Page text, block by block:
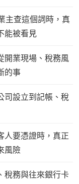
主查這個詞時，真
能被看見
開業現場、稅務風
的事
司設立到記帳、稅
人要憑證時，真正
風險
稅務與往來銀行卡